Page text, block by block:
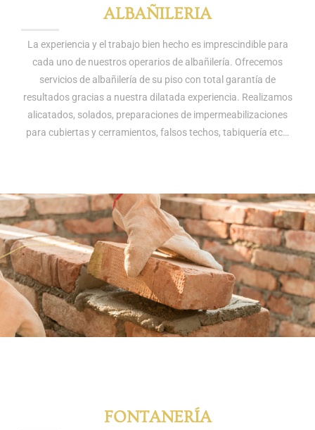
ALBAÑILERIA
La experiencia y el trabajo bien hecho es imprescindible para
cada uno de nuestros operarios de albañilería. Ofrecemos
servicios de albañilería de su piso con total garantía de
resultados gracias a nuestra dilatada experiencia. Realizamos
alicatados, solados, preparaciones de impermeabilizaciones
para cubiertas y cerramientos, falsos techos, tabiquería etc…
FONTANERÍA